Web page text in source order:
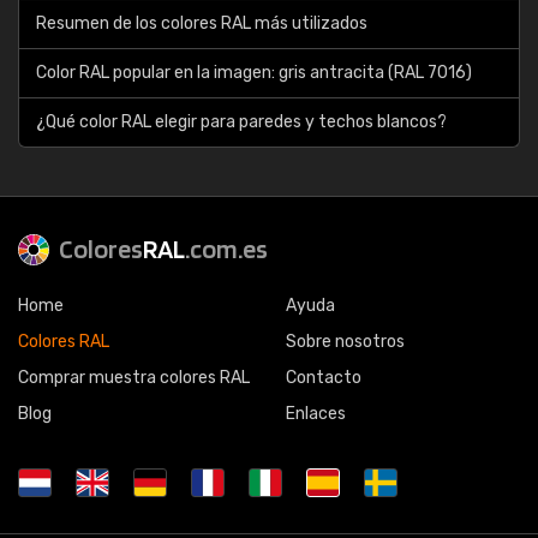
Resumen de los colores RAL más utilizados
Color RAL popular en la imagen: gris antracita (RAL 7016)
¿Qué color RAL elegir para paredes y techos blancos?
ColoresRAL.com.es
Home
Colores RAL
Comprar muestra colores RAL
Blog
Ayuda
Sobre nosotros
Contacto
Enlaces